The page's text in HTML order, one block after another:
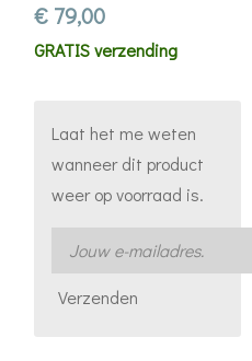
€ 79,00
GRATIS verzending
Laat het me weten
wanneer dit product
weer op voorraad is.
Verzenden